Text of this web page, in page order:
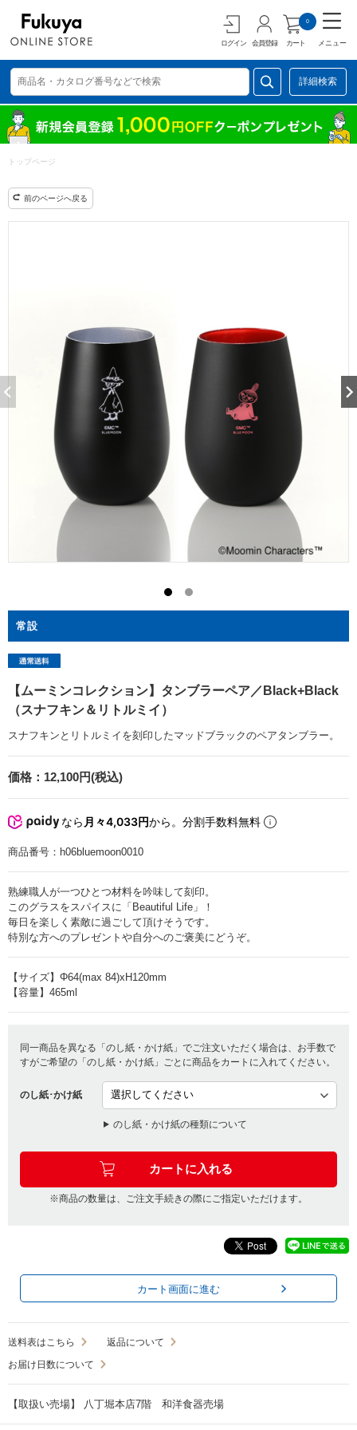
ログイン 会員登録 カート
0
メニュー
詳細検索
トップページ
前のページへ戻る
常設
【ムーミンコレクション】タンブラーペア／Black+Black
（スナフキン＆リトルミイ）
スナフキンとリトルミイを刻印したマッドブラックのペアタンブラー。
価格： 12,100円(税込)
なら 月々4,033円から。分割手数料無料
商品番号： h06bluemoon0010
熟練職人が一つひとつ材料を吟味して刻印。
このグラスをスパイスに「Beautiful Life」！
毎日を楽しく素敵に過ごして頂けそうです。
特別な方へのプレゼントや自分へのご褒美にどうぞ。
【サイズ】Φ64(max 84)xH120mm
【容量】465ml
同一商品を異なる「のし紙・かけ紙」でご注文いただく場合は、お手数で
すがご希望の「のし紙・かけ紙」ごとに商品をカートに入れてください。
のし紙･かけ紙
のし紙・かけ紙の種類について
※商品の数量は、ご注文手続きの際にご指定いただけます。
カート画面に進む
送料表はこちら
返品について
お届け日数について
【取扱い売場】 八丁堀本店7階 和洋食器売場